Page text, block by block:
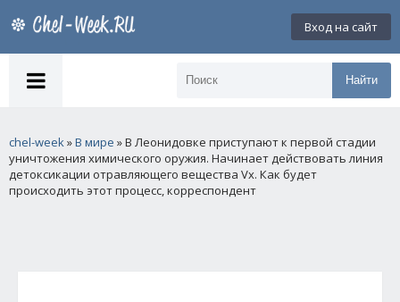
Вход на сайт
Найти
chel-week»В мире » В Леонидовке приступают к первой стадии
уничтожения химического оружия. Начинает действовать линия
детоксикации отравляющего вещества Vx. Как будет
происходить этот процесс, корреспондент